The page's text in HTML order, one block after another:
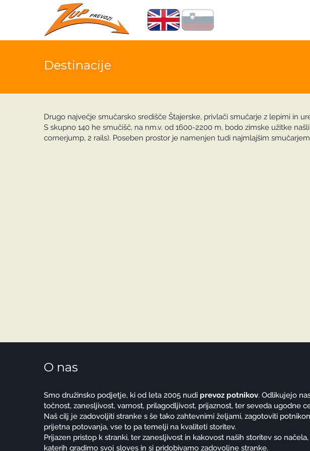
Destinacije
Drugo največje smučarsko središče Štajerske, privlači smučarje z lepimi in
S skupno 140 he smučišč, na nm.v. od 1600-2200 m, bodo zimske užitke
cornerjump, 2 rails). Poseben prostor je namenjen tudi najmlajšim
O nas
Smo družinsko podjetje, ki od leta 2005 nudi prevoz potnikov. Odlikujejo
točnost, zanesljivost, varnost, prilagodljivost, prijaznost, ter seveda ugodne
Naš cilj je zadovoljiti stranke s še tako zahtevnimi željami, zagotoviti
prijetna potovanja, vse to pa temelji na kvaliteti storitev.
Prijazen pristop k stranki, ter zanesljivost in kakovost naših storitev so načela,
katerih gradimo svoj sloves in si pridobivamo zadovoljne stranke.